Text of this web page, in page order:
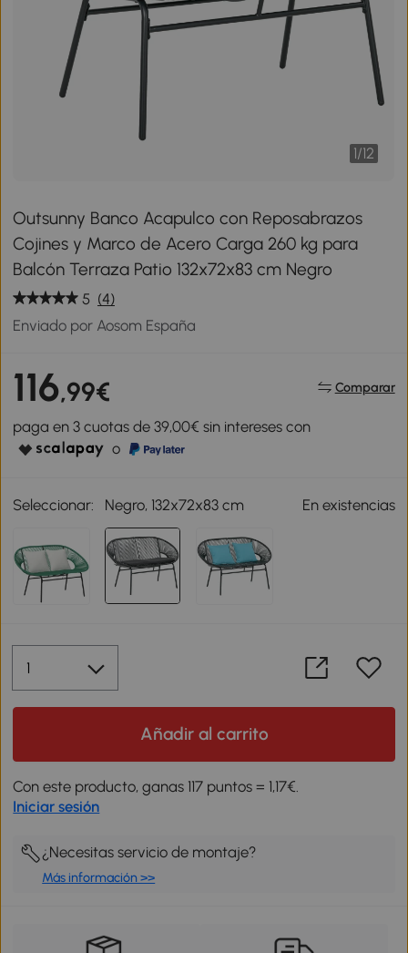
1/12
Outsunny Banco Acapulco con Reposabrazos
Cojines y Marco de Acero Carga 260 kg para
Balcón Terraza Patio 132x72x83 cm Negro
5 (4)
Enviado por Aosom España
116,99€ Comparar
paga en 3 cuotas de 39,00€ sin intereses con
o
Seleccionar: Negro, 132x72x83 cm En existencias
Añadir al carrito
Con este producto, ganas 117 puntos = 1,17€.
Iniciar sesión
¿Necesitas servicio de montaje?
Más información >>